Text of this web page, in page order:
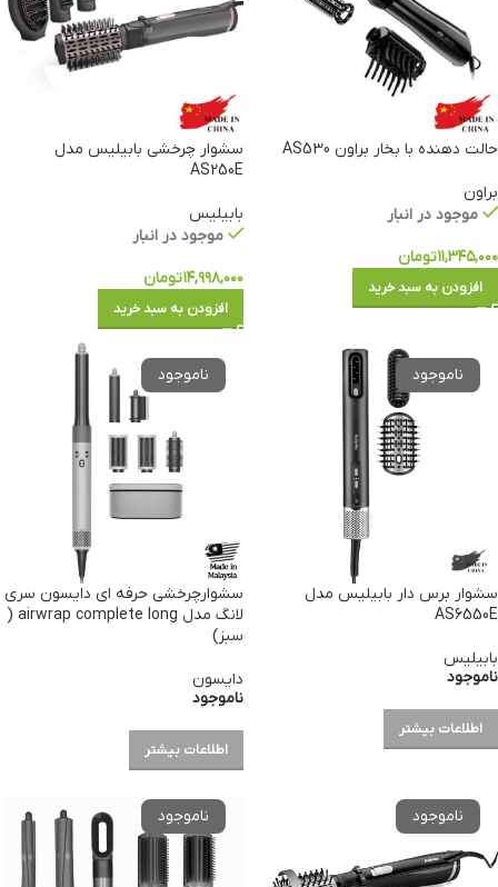
حالت دهنده با بخار براون AS530
براون
موجود در انبار
۱۱,۳۴۵,۰۰۰تومان
افزودن به سبد خرید
سشوار چرخشی بابیلیس مدل
AS250E
بابیلیس
موجود در انبار
۱۴,۹۹۸,۰۰۰تومان
افزودن به سبد خرید
سشوار برس دار بابیلیس مدل
AS6550E
بابیلیس
ناموجود
اطلاعات بیشتر
سشوارچرخشی حرفه ای دایسون سری
لانگ مدل airwrap complete long (
سبز)
دایسون
ناموجود
اطلاعات بیشتر